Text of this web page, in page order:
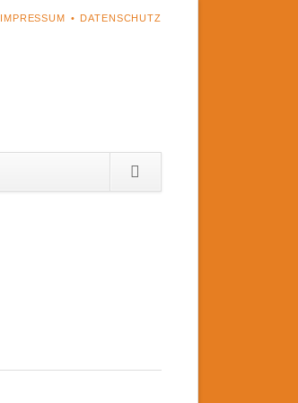
IMPRESSUM DATENSCHUTZ
überspringen